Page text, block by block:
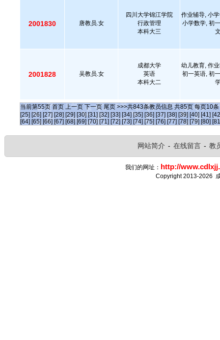
2001830 唐教员.女
四川大学锦江学院
行政管理
本科大三
作业辅导, 小
小学数学, 初
2001828 吴教员.女
成都大学
英语
本科大二
幼儿教育, 作
初一英语, 初
当前第55页 首页 上一页 下一页 尾页 >>>共843条教员信息 共85页 每页10条
[25] [26] [27] [28] [29] [30] [31] [32] [33] [34] [35] [36] [37] [38] [39] [40] [41]
[64] [65] [66] [67] [68] [69] [70] [71] [72] [73] [74] [75] [76] [77] [78] [79] [80]
网站简介 - 在线留言 - 教
我们的网址： http://
Copyright 2013-2026